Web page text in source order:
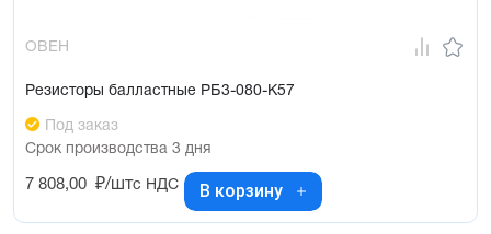
ОВЕН
Резисторы балластные РБ3-080-К57
Под заказ
Срок производства 3 дня
7 808,00 ₽/штс НДС В корзину